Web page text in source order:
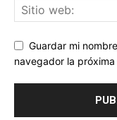
Guardar mi
navegador la